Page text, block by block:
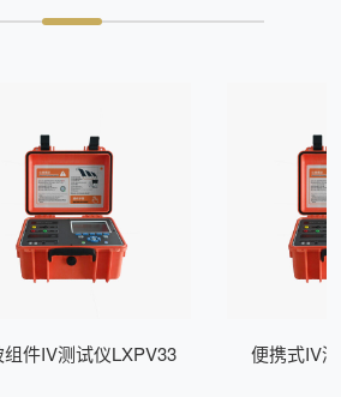
组件IV测试仪LXPV33 便携式IV